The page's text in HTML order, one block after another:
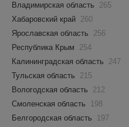
Владимирская область
265
Хабаровский край 260
Ярославская область
256
Республика Крым
254
Калининградская область
247
Тульская область
215
Вологодская область
212
Смоленская область
198
Белгородская область
197